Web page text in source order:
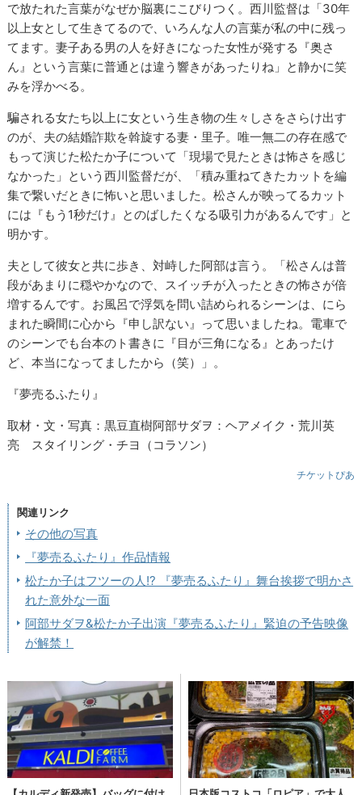
で放たれた言葉がなぜか脳裏にこびりつく。西川監督は「30年
以上女として生きてるので、いろんな人の言葉が私の中に残っ
てます。妻子ある男の人を好きになった女性が発する『奥さ
ん』という言葉に普通とは違う響きがあったりね」と静かに笑
みを浮かべる。
騙される女たち以上に女という生き物の生々しさをさらけ出す
のが、夫の結婚詐欺を斡旋する妻・里子。唯一無二の存在感で
もって演じた松たか子について「現場で見たときは怖さを感じ
なかった」という西川監督だが、「積み重ねてきたカットを編
集で繋いだときに怖いと思いました。松さんが映ってるカット
には『もう1秒だけ』とのばしたくなる吸引力があるんです」と
明かす。
夫として彼女と共に歩き、対峙した阿部は言う。「松さんは普
段があまりに穏やかなので、スイッチが入ったときの怖さが倍
増するんです。お風呂で浮気を問い詰められるシーンは、にら
まれた瞬間に心から『申し訳ない』って思いましたね。電車で
のシーンでも台本のト書きに『目が三角になる』とあったけ
ど、本当になってましたから（笑）」。
『夢売るふたり』
取材・文・写真：黒豆直樹阿部サダヲ：ヘアメイク・荒川英
亮 スタイリング・チヨ（コラソン）
チケットぴあ
関連リンク
その他の写真
『夢売るふたり』作品情報
松たか子はフツーの人!? 『夢売るふたり』舞台挨拶で明かさ
れた意外な一面
阿部サダヲ&松たか子出演『夢売るふたり』緊迫の予告映像
が解禁！